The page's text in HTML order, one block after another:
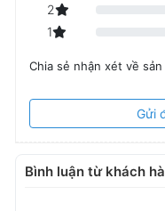
2
1
Chia sẻ nhận xét về sản
Gửi
Bình luận từ khách